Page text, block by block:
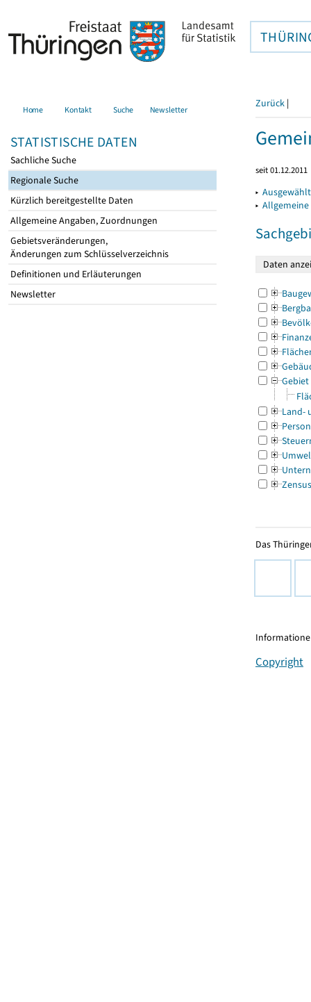
Home Kontakt Suche Newsletter
STATISTISCHE DATEN
Sachliche Suche
Regionale Suche
Kürzlich bereitgestellte Daten
Allgemeine Angaben, Zuordnungen
Gebietsveränderungen,
Änderungen zum Schlüsselverzeichnis
Definitionen und Erläuterungen
Newsletter
Zurück |
seit 01.12.2011
▸
▸
Gebiet
Land-
Zensus
Das
Copyright